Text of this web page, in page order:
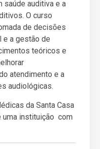
saúde auditiva e a
O curso
de decisões
e a gestão de
teóricos e
atendimento e a
audiológicas.
da Santa Casa
uma instituição com